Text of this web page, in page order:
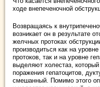
ходе внепеченочной
Возвращаясь к
возникает он в результате
желчных протоках
производиться как на
протоков, так и на уровне
выделяют холестаз,
поражения гепатоцитов,
смешанный. Помимо этого